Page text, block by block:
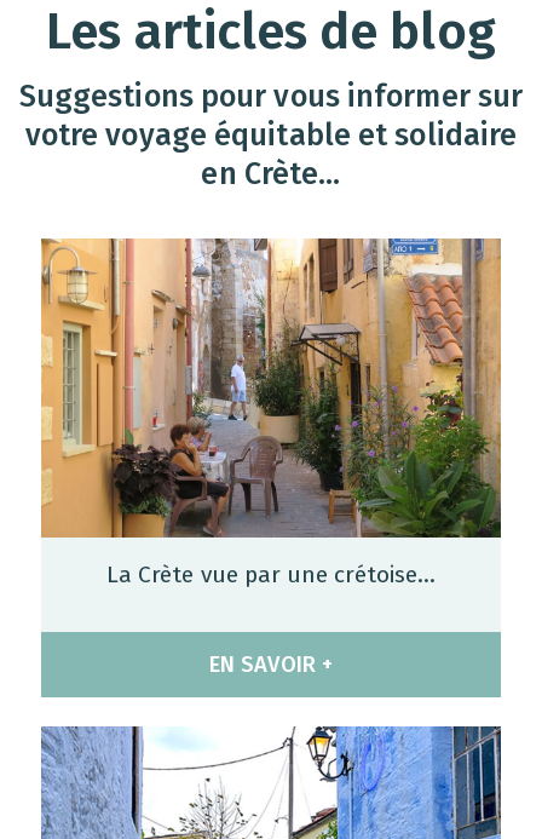
Les articles de blog
Suggestions pour vous informer sur
votre voyage équitable et solidaire
en Crète...
La Crète vue par une crétoise…
EN SAVOIR +